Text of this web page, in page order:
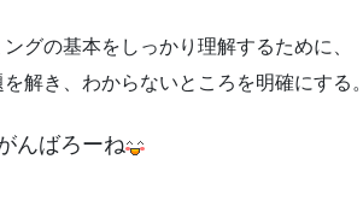
グの基本をしっかり理解するために、
解き、わからないところを明確にする。
んばろーね